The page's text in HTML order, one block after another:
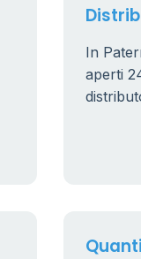
53In
aperti